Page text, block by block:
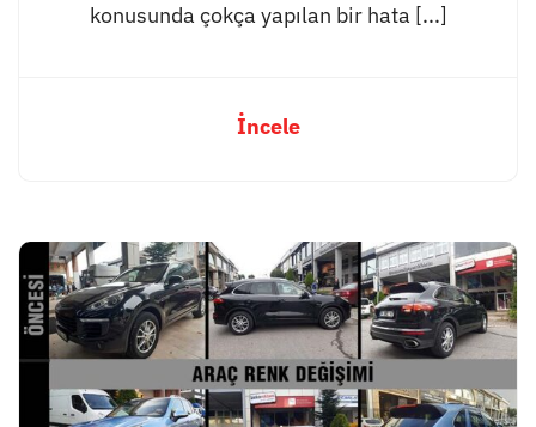
konusunda çokça yapılan bir hata [...]
İncele